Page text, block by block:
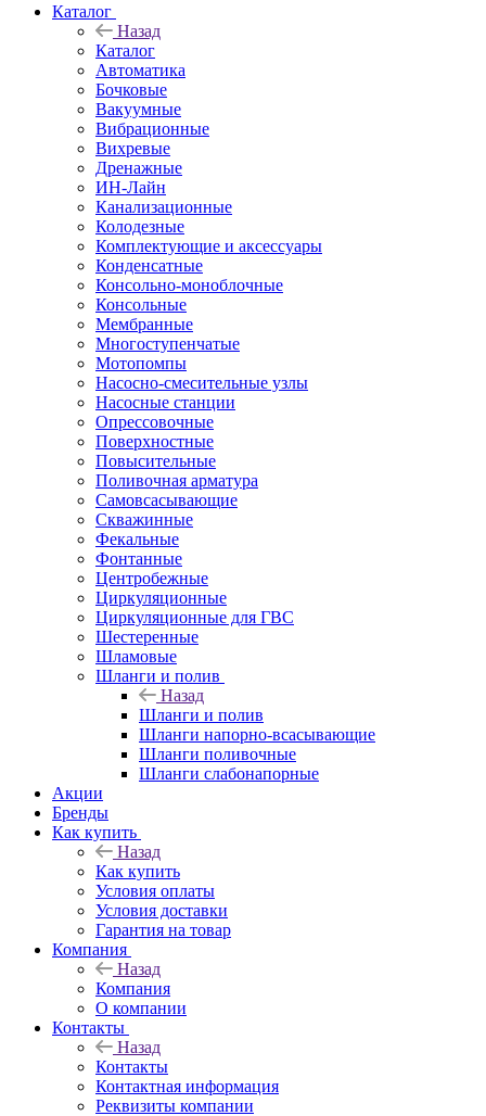
Каталог
Назад
Каталог
Автоматика
Бочковые
Вакуумные
Вибрационные
Вихревые
Дренажные
ИН-Лайн
Канализационные
Колодезные
Комплектующие и аксессуары
Конденсатные
Консольно-моноблочные
Консольные
Мембранные
Многоступенчатые
Мотопомпы
Насосно-смесительные узлы
Насосные станции
Опрессовочные
Поверхностные
Повысительные
Поливочная арматура
Самовсасывающие
Скважинные
Фекальные
Фонтанные
Центробежные
Циркуляционные
Циркуляционные для ГВС
Шестеренные
Шламовые
Шланги и полив
Назад
Шланги и полив
Шланги напорно-всасывающие
Шланги поливочные
Шланги слабонапорные
Акции
Бренды
Как купить
Назад
Как купить
Условия оплаты
Условия доставки
Гарантия на товар
Компания
Назад
Компания
О компании
Контакты
Назад
Контакты
Контактная информация
Реквизиты компании